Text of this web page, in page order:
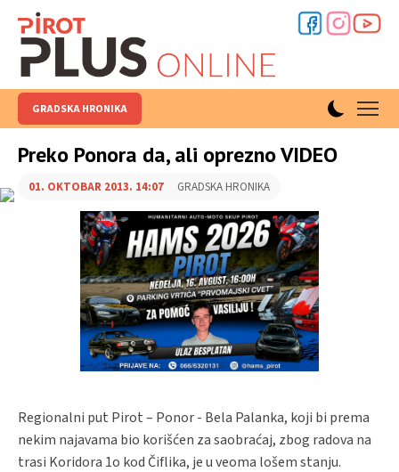
GRADSKA HRONIKA
Preko Ponora da, ali oprezno VIDEO
01. OKTOBAR 2013. 14:07 GRADSKA HRONIKA
Regionalni put Pirot – Ponor - Bela Palanka, koji bi prema
nekim najavama bio korišćen za saobraćaj, zbog radova na
trasi Koridora 1o kod Čiflika, je u veoma lošem stanju.